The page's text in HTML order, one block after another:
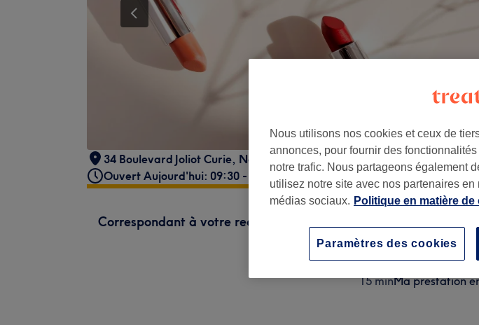
34 Boulevard Joliot Curie, Nantes, 44200
Ouvert Aujourd'hui: 09:30 - 19:30
Correspondant à votre recherche
5 min - 15 minMa
Nail Art fleur 3d
15 minMa prestation
Nous utilisons nos cookies et ceux de
annonces, pour fournir des
notre trafic. Nous partageons également
utilisez notre site avec nos partenaires
médias sociaux. Politique en matière
Paramètres des cookies